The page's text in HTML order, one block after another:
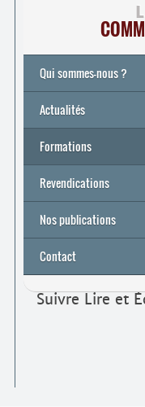
Qui sommes-nous ?
Actualités
Formations
Archives
Université de
Revendications
Nos publications
Contact
Suivre Lire et